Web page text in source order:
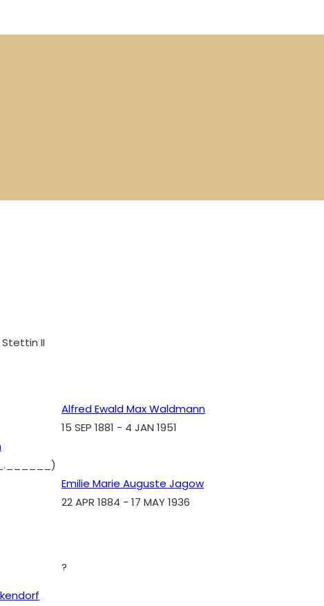
II
Alfred Ewald Max Waldmann
15 SEP 1881 - 4 JAN 1951
Emilie Marie Auguste Jagow
22 APR 1884 - 17 MAY 1936
?